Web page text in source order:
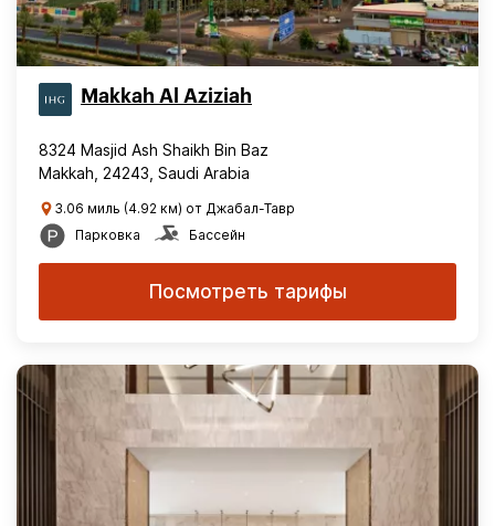
Makkah Al Aziziah
8324 Masjid Ash Shaikh Bin Baz
Makkah, 24243, Saudi Arabia
3.06 миль (4.92 км) от Джабал-Тавр
Парковка
Бассейн
Посмотреть тарифы